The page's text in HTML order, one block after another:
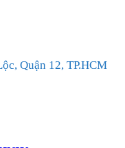
Quận 12, TP.HCM